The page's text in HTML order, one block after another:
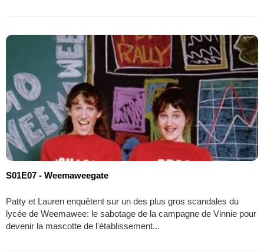
S01E07 - Weemaweegate
Patty et Lauren enquêtent sur un des plus gros scandales du
lycée de Weemawee: le sabotage de la campagne de Vinnie pour
devenir la mascotte de l'établissement...